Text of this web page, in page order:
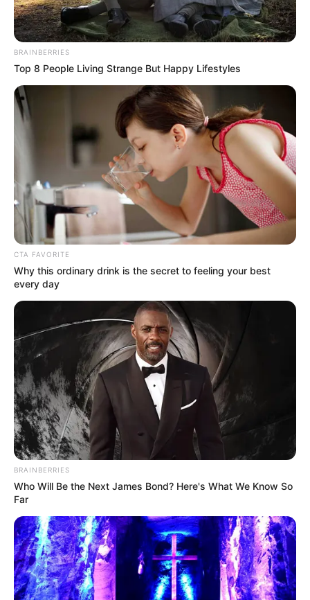
BRAINBERRIES
Top 8 People Living Strange But Happy Lifestyles
CTA FAVORITE
Why this ordinary drink is the secret to feeling your best
every day
BRAINBERRIES
Who Will Be the Next James Bond? Here's What We Know So
Far